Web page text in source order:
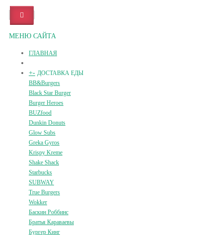
МЕНЮ САЙТА
ГЛАВНАЯ
+- ДОСТАВКА ЕДЫ
BB&Burgers
Black Star Burger
Burger Heroes
BUZfood
Dunkin Donuts
Glow Subs
Greka Gyros
Krispy Kreme
Shake Shack
Starbucks
SUBWAY
True Burgers
Wokker
Баскин Роббинс
Братья Караваевы
Бургер Кинг